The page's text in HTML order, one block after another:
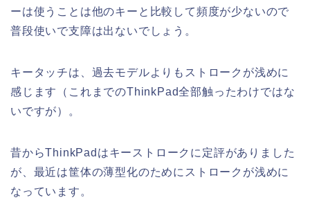
ーは使うことは他のキーと比較して頻度が少ないので
普段使いで支障は出ないでしょう。
キータッチは、過去モデルよりもストロークが浅めに
感じます（これまでのThinkPad全部触ったわけではな
いですが）。
昔からThinkPadはキーストロークに定評がありました
が、最近は筐体の薄型化のためにストロークが浅めに
なっています。